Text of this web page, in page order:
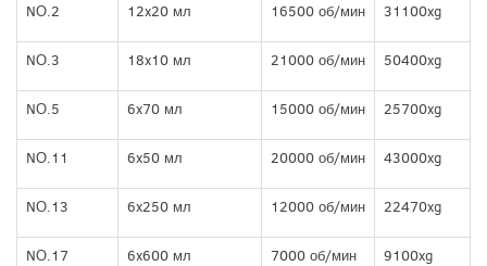
NО.2 12x20 мл 16500 об/мин 31100xg
NО.3 18x10 мл 21000 об/мин 50400xg
NО.5 6x70 мл 15000 об/мин 25700xg
NО.11 6x50 мл 20000 об/мин 43000xg
NО.13 6x250 мл 12000 об/мин 22470xg
NО.17 6x600 мл 7000 об/мин 9100xg